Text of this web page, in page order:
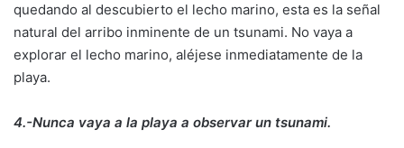
quedando al descubierto el lecho marino, esta es la señal
natural del arribo inminente de un tsunami. No vaya a
explorar el lecho marino, aléjese inmediatamente de la
playa.
4.-Nunca vaya a la playa a observar un tsunami.